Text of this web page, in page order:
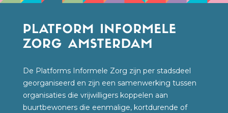
De Platforms Informele Zorg zijn per stadsdeel
georganiseerd en zijn een samenwerking tussen
organisaties die vrijwilligers koppelen aan
buurtbewoners die eenmalige, kortdurende of